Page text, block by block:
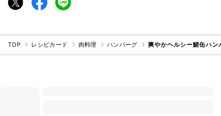
TOP レシピカード 肉料理 ハンバーグ 爽やかヘルシー鯖缶ハン